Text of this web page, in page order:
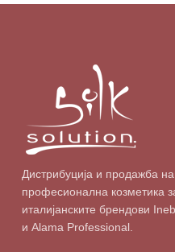
Дистрибуција и продажба на
професионална козметика
италијанските брендови
и Alama Professional.